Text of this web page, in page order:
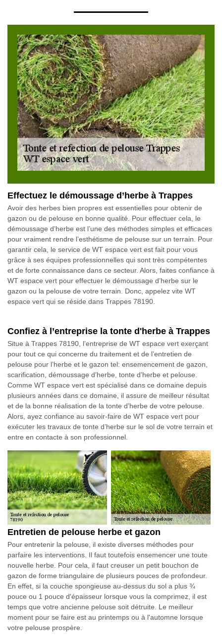
Effectuez le démoussage d’herbe à Trappes
Avoir des herbes bien propres est essentielles pour obtenir de
gazon ou de pelouse en bonne qualité. Pour effectuer cela, le
démoussage d’herbe est l’une des méthodes simples et efficaces
pour vraiment rendre l’esthétisme de pelouse sur un terrain. Pour
garantir cela, le service de WT espace vert est fait pour vous
grâce à ses équipes professionnelles qui sont très compétentes
et de forte connaissance dans ce secteur. Alors, faites confiance à
WT espace vert pour effectuer le démoussage d’herbe sur le
gazon ou la pelouse de votre terrain. Donc, appelez vite WT
espace vert qui se réside dans Trappes 78190.
Confiez à l’entreprise la tonte d'herbe à Trappes
Situe à Trappes 78190, l’entreprise de WT espace vert exerçant
pour tout ce qui concerne du traitement et de l’entretien de
pelouse pour l’herbe et le gazon tel: ensemencement de gazon,
scarification, démoussage d’herbe, tonte d’herbe et pelouse.
Comme WT espace vert est spécialisé dans ce domaine depuis
plusieurs années dans ce domaine, il assure de meilleur résultat
et de la bonne réalisation de la tonte d’herbe de votre pelouse.
Alors, ayez confiance au savoir-faire de WT espace vert pour
exécuter les travaux de tonte d’herbe sur le sol de votre terrain et
entre en contacte à son professionnel.
Entretien de pelouse herbe et gazon
Pour entretenir la pelouse, il existe diverses méthodes pour
parfaire les interventions. Il faut toutefois ensemencer une toute
nouvelle herbe. Pour cela, il faut creuser un petit bouchon de
gazon de forme triangulaire de plusieurs pouces de profondeur.
En effet, si la couche spongieuse au-dessus du sol a plus ¾
pouce ou 1 pouce d'épaisseur lorsque vous la comprimez, il est
temps que votre ancienne pelouse soit détruite. Le meilleur
moment pour se faire est au printemps ou à l'automne lorsque
votre pelouse prospère.